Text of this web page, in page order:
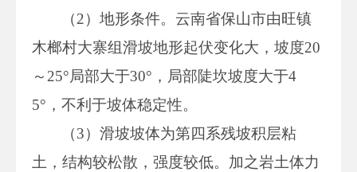
（2）地形条件。云南省保山市由旺镇
木榔村大寨组滑坡地形起伏变化大，坡度20
～25°局部大于30°，局部陡坎坡度大于4
5°，不利于坡体稳定性。
（3）滑坡坡体为第四系残坡积层粘
土，结构较松散，强度较低。加之岩土体力